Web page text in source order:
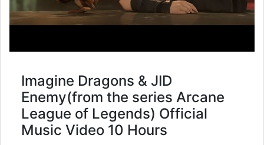
Imagine Dragons & JID
Enemy(from the series Arcane
League of Legends) Official
Music Video 10 Hours